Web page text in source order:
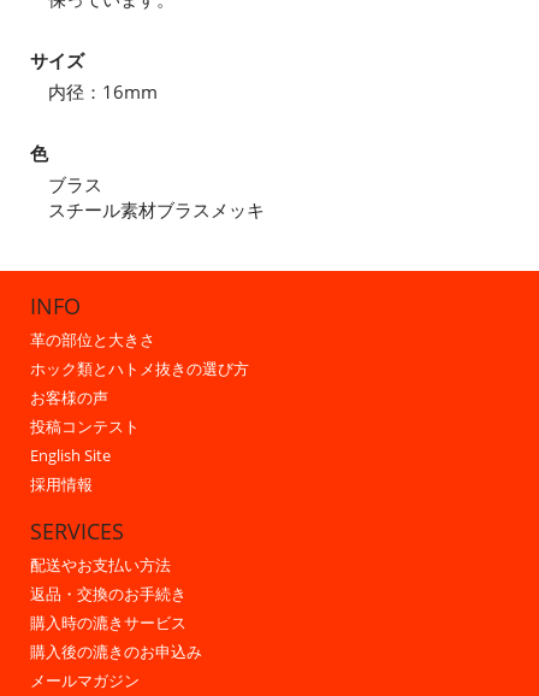
サイズ
内径：16mm
色
ブラス
スチール素材ブラスメッキ
INFO
革の部位と大きさ
ホック類とハトメ抜きの選び方
お客様の声
投稿コンテスト
English Site
採用情報
SERVICES
配送やお支払い方法
返品・交換のお手続き
購入時の漉きサービス
購入後の漉きのお申込み
メールマガジン